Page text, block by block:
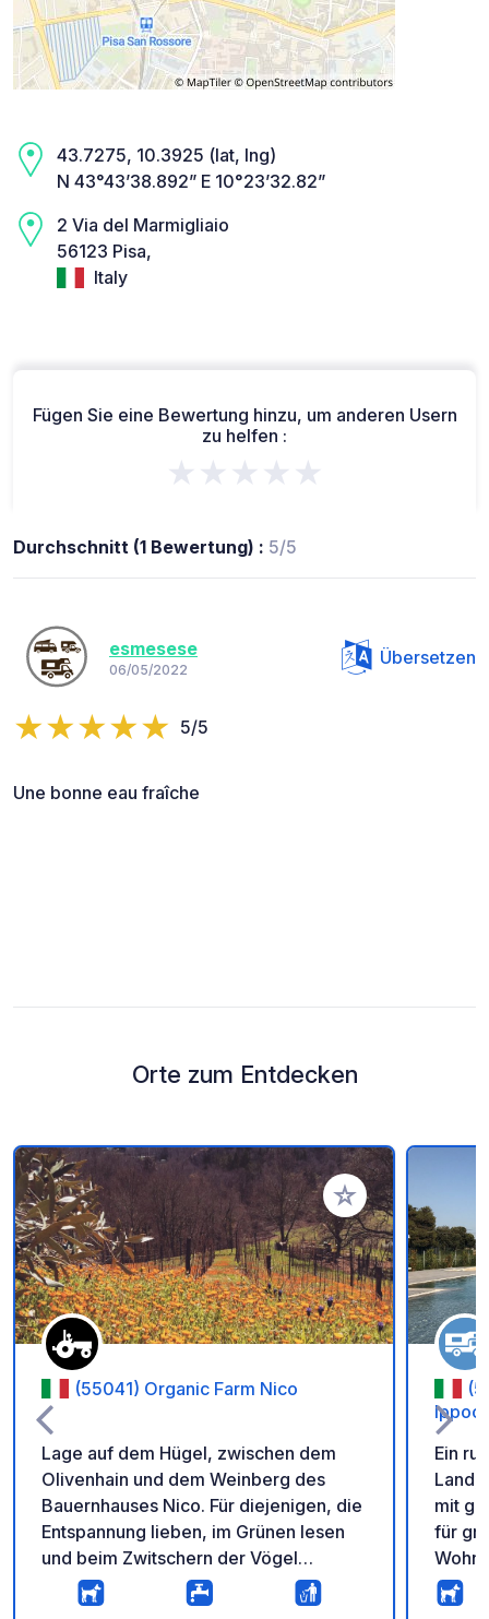
43.7275, 10.3925 (lat, lng)
N 43°43’38.892” E 10°23’32.82”
2 Via del Marmigliaio
56123 Pisa,
Italy
Fügen Sie eine Bewertung hinzu, um anderen Usern
zu helfen :
★★★★★
Durchschnitt (1 Bewertung) : 5/5
esmesese
06/05/2022
Übersetzen
5/5
Une bonne eau fraîche
Orte zum Entdecken
Zu Ihren Favoriten
(55041) Organic Farm Nico
Lage auf dem Hügel, zwischen dem
Olivenhain und dem Weinberg des
Bauernhauses Nico. Für diejenigen, die
Entspannung lieben, im Grünen lesen
und beim Zwitschern der Vögel
aufwachen. VORHER ANRUFEN
OBLIGATORISCH, NUR FÜR EINE
Ein
Land,
mit
für